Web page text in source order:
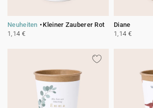
Neuheiten
Kleiner Zauberer Rot
1,14 €
Diane
1,14 €